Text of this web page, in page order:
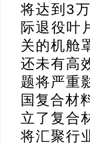
将达到3
际退役叶
关的机舱
还未有高
题将严重
国复合材
立了复合
将汇聚行